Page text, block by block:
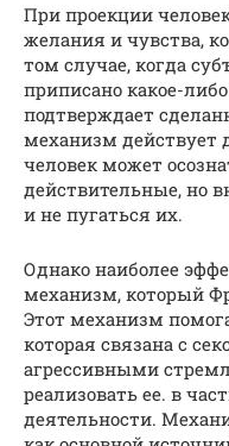
При проекции
желания и чувства,
том случае, когда
приписано какое-
подтверждает
механизм действует
человек может
действительные, но
и не пугаться их.
Однако наиболее
механизм, который
Этот механизм
которая связана с
агрессивными
реализовать ее. в
деятельности.